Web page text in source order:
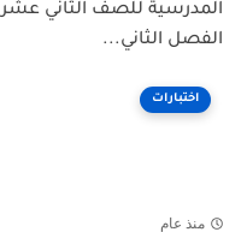
المدرسية للصف الثاني عشر
الفصل الثاني...
اختبارات
منذ عام